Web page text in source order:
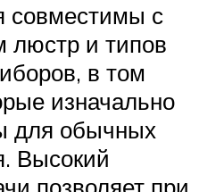
совместимы с
люстр и типов
в том
изначально
для обычных
Высокий